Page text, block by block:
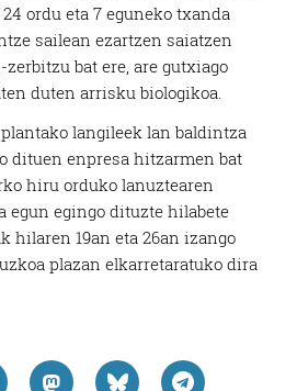
ordu eta 7 eguneko txanda
sailean ezartzen saiatzen
bat ere, are gutxiago
duten arrisku biologikoa.
langileek lan baldintza
dituen enpresa hitzarmen bat
hiru orduko lanuztearen
egun egingo dituzte hilabete
hilaren 19an eta 26an izango
plazan elkarretaratuko dira